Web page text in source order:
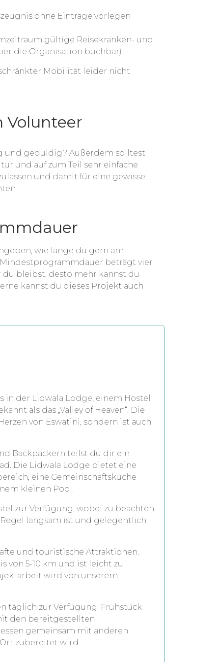
ohne Einträge vorlegen
gültige Reisekranken- und
die Organisation buchbar)
Mobilität leider nicht
Volunteer
und geduldig? Außerdem solltest
und auf zum Teil sehr einfache
und damit für eine gewisse
wie lange du gern am
beträgt vier
du bleibst, desto mehr kannst du
kannst du dieses Projekt auch
der Lidwala Lodge, einem Hostel
als das „Valley of Heaven“. Die
von Eswatini, sondern ist auch
Backpackern teilst du dir ein
Die Lidwala Lodge bietet eine
eine Gemeinschaftsküche
kleinen Pool.
zur Verfügung, wobei zu beachten
langsam ist und gelegentlich
und touristische Attraktionen.
von 5-10 km und ist leicht zu
wird von unserem
täglich zur Verfügung. Frühstück
den bereitgestellten
gemeinsam mit anderen
zubereitet wird.